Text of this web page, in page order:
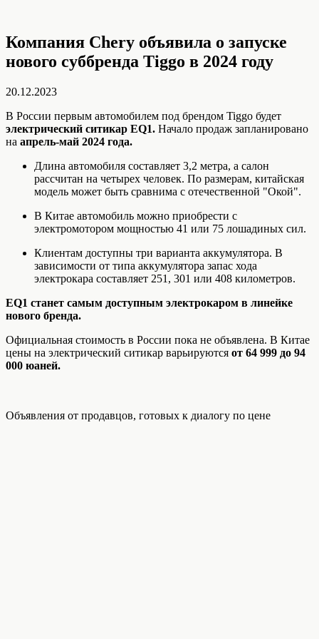
Компания Chery объявила о запуске
нового суббренда Tiggo в 2024 году
20.12.2023
В России первым автомобилем под брендом Tiggo будет
электрический ситикар EQ1. Начало продаж запланировано
на апрель-май 2024 года.
Длина автомобиля составляет 3,2 метра, а салон
рассчитан на четырех человек. По размерам, китайская
модель может быть сравнима с отечественной "Окой".
В Китае автомобиль можно приобрести с
электромотором мощностью 41 или 75 лошадиных сил.
Клиентам доступны три варианта аккумулятора. В
зависимости от типа аккумулятора запас хода
электрокара составляет 251, 301 или 408 километров.
EQ1 станет самым доступным электрокаром в линейке
нового бренда.
Официальная стоимость в России пока не объявлена. В Китае
цены на электрический ситикар варьируются от 64 999 до 94
000 юаней.
Объявления от продавцов, готовых к диалогу по цене